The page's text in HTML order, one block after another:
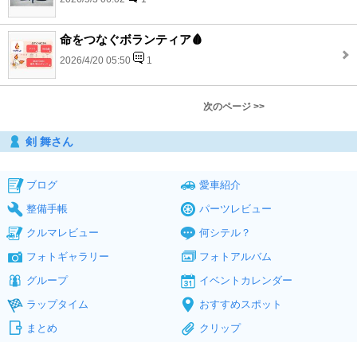
命をつなぐボランティア🩸
2026/4/20 05:50 1
次のページ >>
剣 舞さん
ブログ
愛車紹介
整備手帳
パーツレビュー
クルマレビュー
何シテル？
フォトギャラリー
フォトアルバム
グループ
イベントカレンダー
ラップタイム
おすすめスポット
まとめ
クリップ